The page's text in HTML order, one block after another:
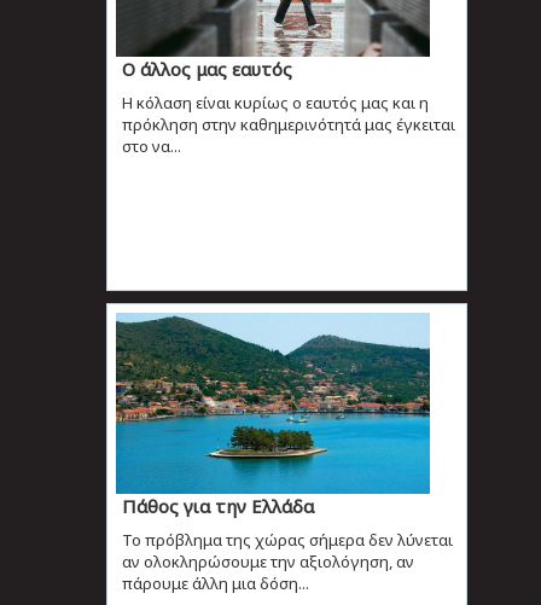
Ο άλλος μας εαυτός
Η κόλαση είναι κυρίως ο εαυτός μας και η
πρόκληση στην καθημερινότητά μας έγκειται
στο να...
Πάθος για την Ελλάδα
Το πρόβλημα της χώρας σήμερα δεν λύνεται
αν ολοκληρώσουμε την αξιολόγηση, αν
πάρουμε άλλη μια δόση...